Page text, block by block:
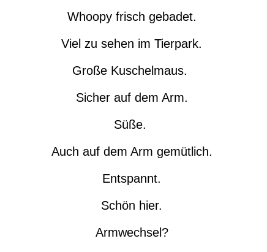
Whoopy frisch gebadet.
Viel zu sehen im Tierpark.
Große Kuschelmaus.
Sicher auf dem Arm.
Süße.
Auch auf dem Arm gemütlich.
Entspannt.
Schön hier.
Armwechsel?